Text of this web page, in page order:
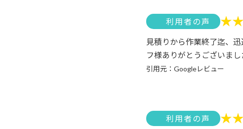
利用者の声 ★★
見積りから作業終了迄、
フ様ありがとうございまし
引用元：Googleレビュー
利用者の声 ★★